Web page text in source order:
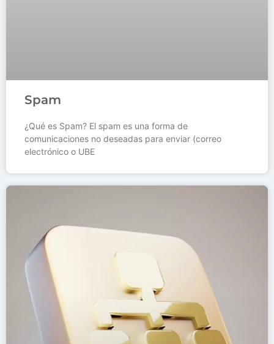
Spam
¿Qué es Spam? El spam es una forma de
comunicaciones no deseadas para enviar (correo
electrónico o UBE